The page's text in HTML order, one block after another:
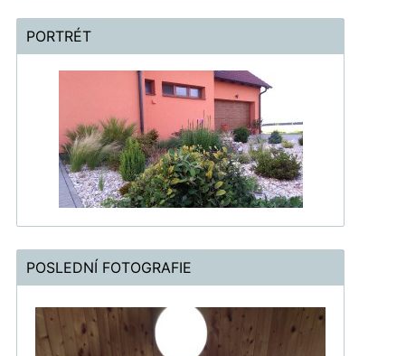
PORTRÉT
POSLEDNÍ FOTOGRAFIE